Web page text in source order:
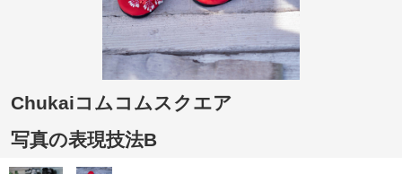
Chukaiコムコムスクエア
写真の表現技法B